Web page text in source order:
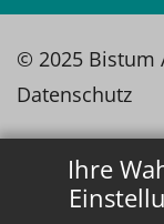
Ihre
© 2025 Bistum
Datenschutz